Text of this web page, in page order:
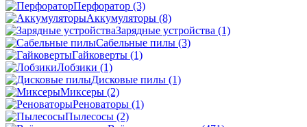
Перфоратор (3)
Аккумуляторы (8)
Зарядные устройства (1)
Сабельные пилы (3)
Гайковерты (1)
Лобзики (1)
Дисковые пилы (1)
Миксеры (2)
Реноваторы (1)
Пылесосы (2)